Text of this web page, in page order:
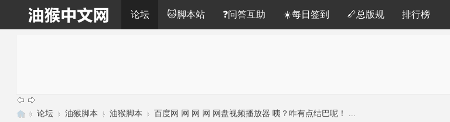
论坛 🐱脚本站 ❓问答互助 ☀️每日签到 📏总版规 排行榜
» 论坛 › 油猴脚本 › 油猴脚本 › 百度网 网 网 网 网盘视频播放器 咦？咋有点结巴呢！ ...